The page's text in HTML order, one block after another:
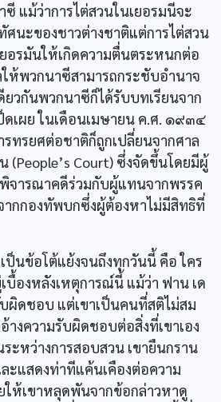
แม้ว่าการไต่สวนในเยอรมนีจะ
ศนะของชาวต่างชาติแต่การไต่สวน
อรมันให้เกิดความตื่นตระหนกต่อ
ห้พวกนาซีสามารถกระชับอำนาจ
วกันพวกนาซีก็ได้รับบทเรียนจาก
เผย ในเดือนเมษายน ค.ศ. ๑๙๓๔
ทรยศต่อชาติก็ถูกเปลี่ยนจากศาล
(People’s Court) ซึ่งจัดขึ้นโดยมีผู้
ารณาคดีร่วมกับผู้แทนจากพรรค
ากกองทัพบกซึ่งผู้ต้องหาไม่มีสิทธิที่
ป็นข้อโต้แย้งจนถึงทุกวันนี้ คือ ใคร
บื้องหลังเหตุการณ์นี้ แม้ว่า ฟาน เด
ผิดชอบ แต่เขาเป็นคนที่สติไม่สม
งความรับผิดชอบต่อสิ่งที่เขาเอง
ะหว่างการสอบสวน เขายืนกราน
ะแสดงท่าทีแค้นเคืองต่อความ
ให้เขาหลุดพันจากข้อกล่าวหาดู